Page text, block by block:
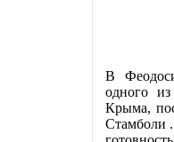
В
одного
Крыма,
Стамболи